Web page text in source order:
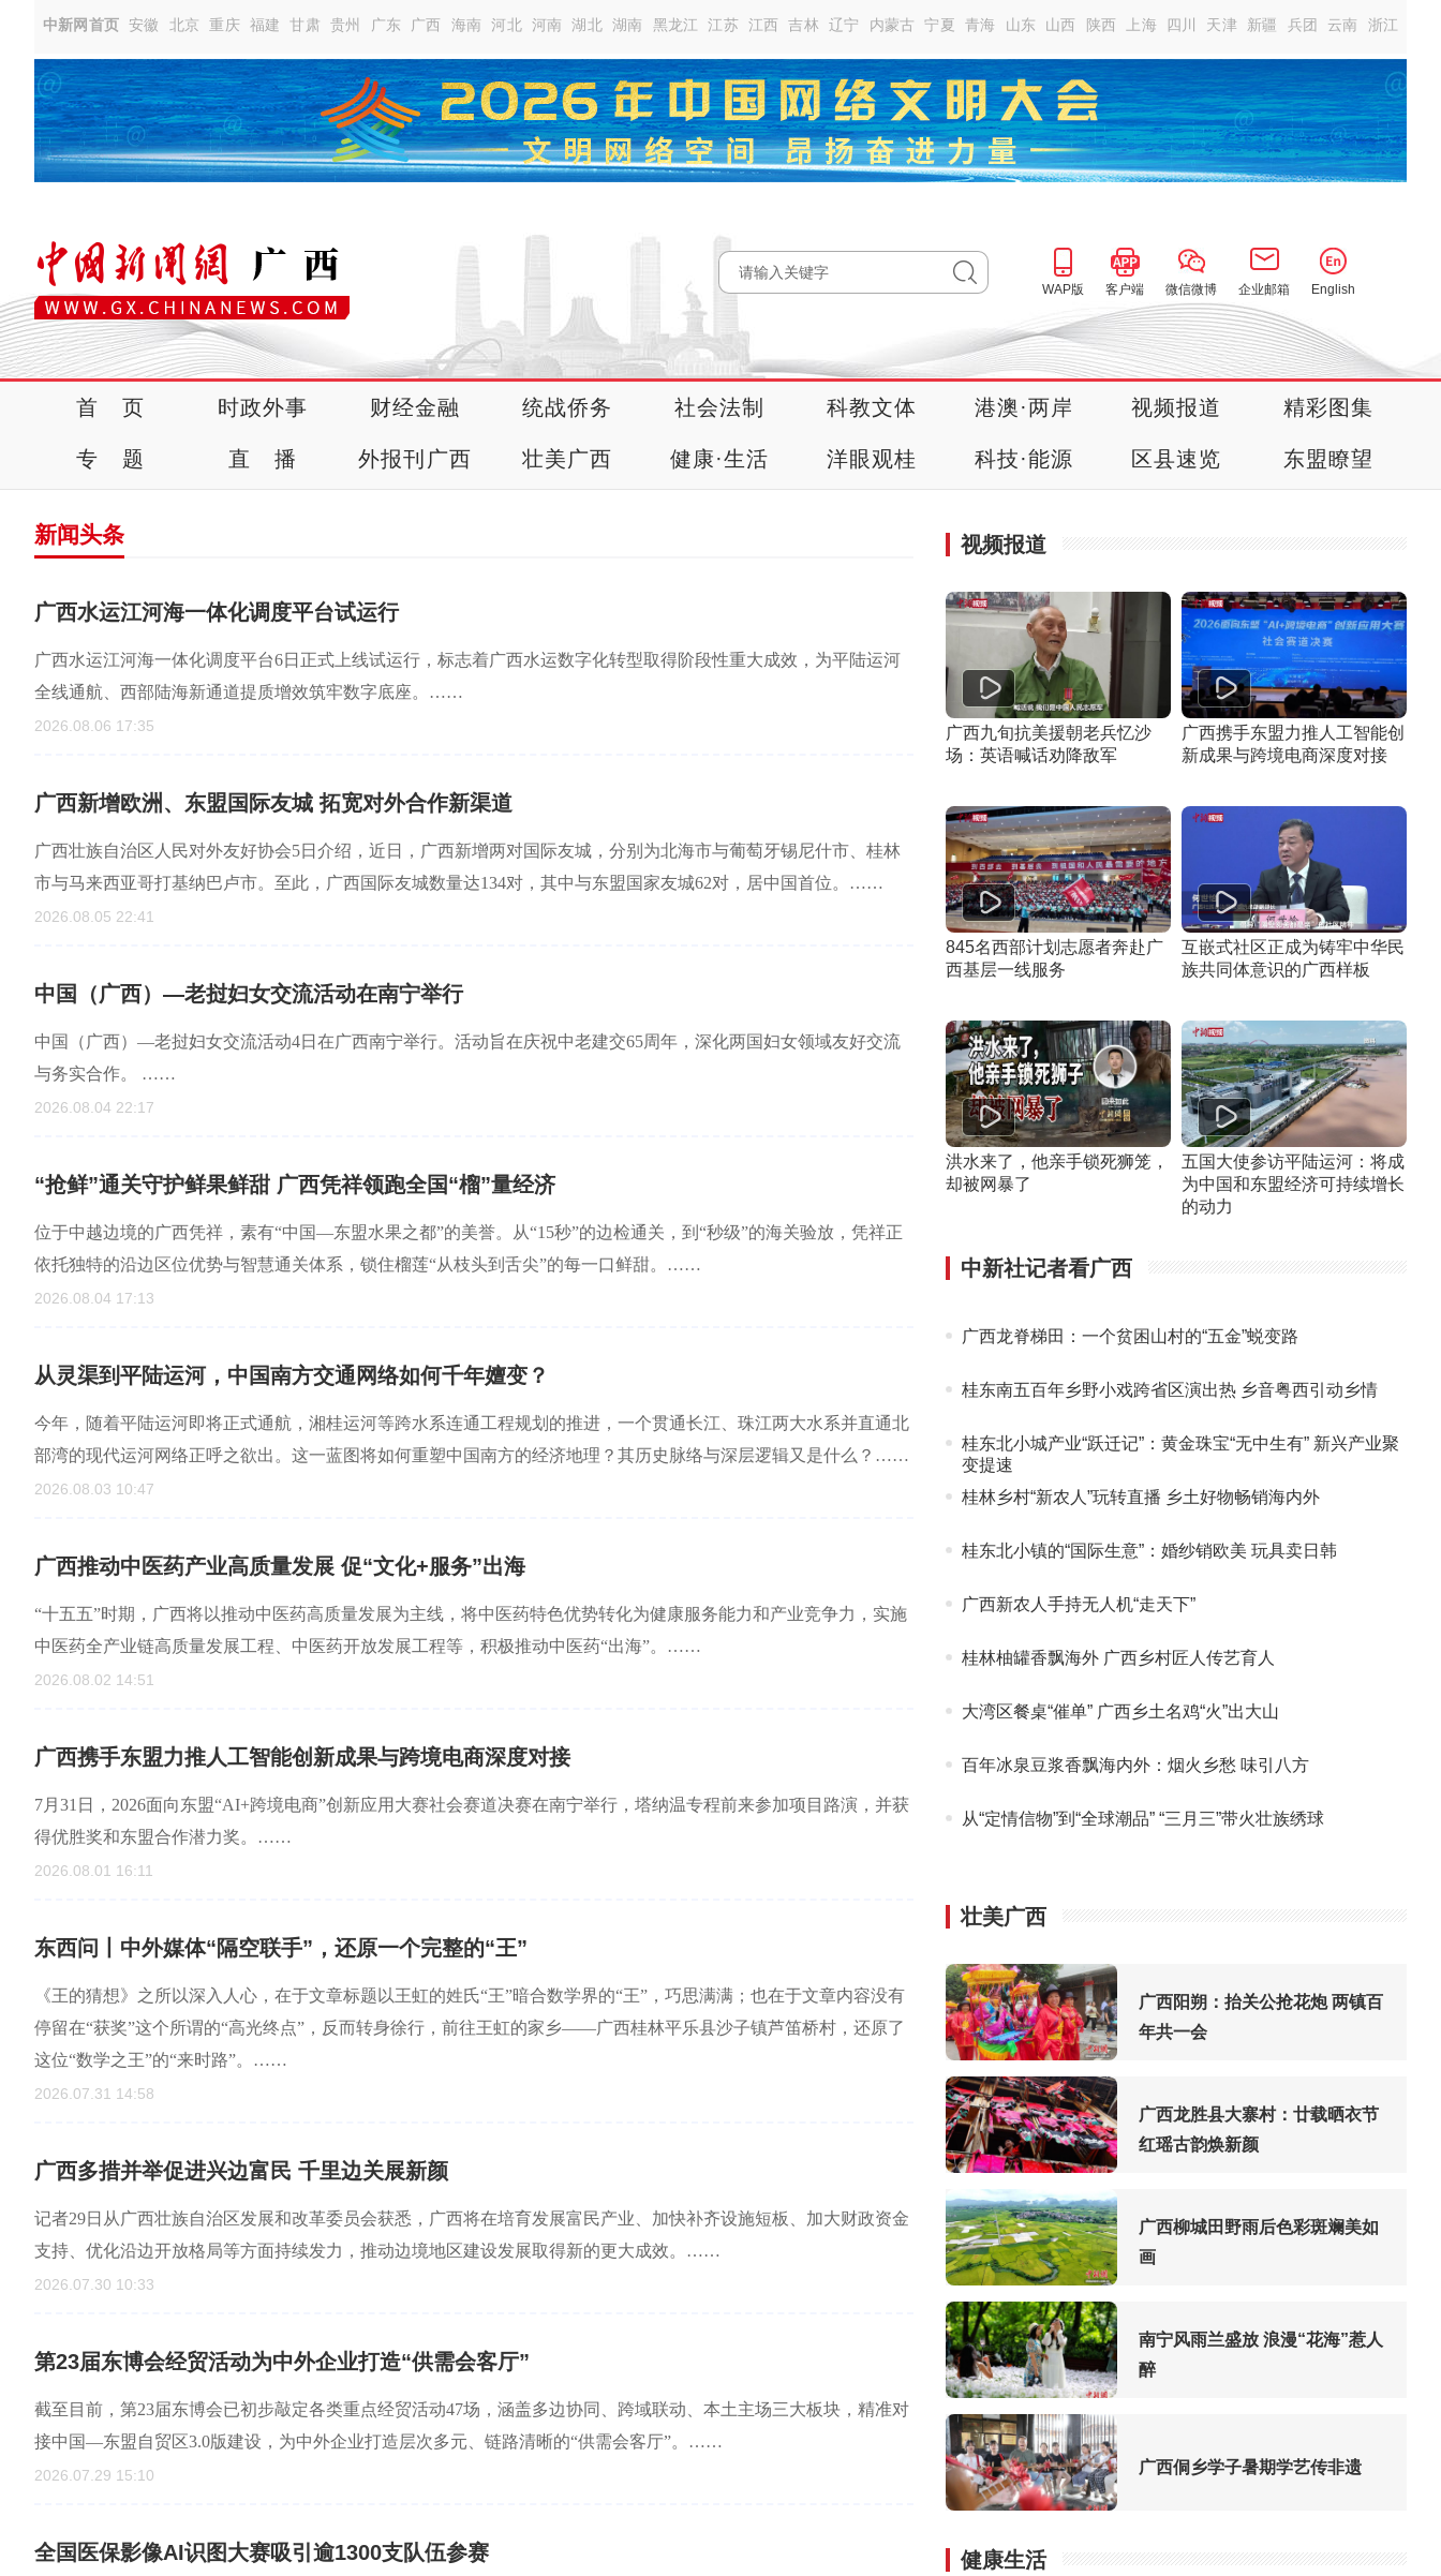
中新网首页 安徽 北京 重庆 福建 甘肃 贵州 广东 广西 海南 河北 河南 湖北 湖南 黑龙江 江苏 江西 吉林 辽宁 内蒙古 宁夏 青海 山东 山西 陕西 上海 四川 天津 新疆 兵团 云南 浙江
WAP版 客户端 微信微博 企业邮箱 English
首 页 时政外事 财经金融 统战侨务 社会法制 科教文体 港澳·两岸 视频报道 精彩图集
专 题 直 播 外报刊广西 壮美广西 健康·生活 洋眼观桂 科技·能源 区县速览 东盟瞭望
新闻头条
广西水运江河海一体化调度平台试运行
广西水运江河海一体化调度平台6日正式上线试运行，标志着广西水运数字化转型取得阶段性重大成效，为平陆运河
全线通航、西部陆海新通道提质增效筑牢数字底座。……
2026.08.06 17:35
广西新增欧洲、东盟国际友城 拓宽对外合作新渠道
广西壮族自治区人民对外友好协会5日介绍，近日，广西新增两对国际友城，分别为北海市与葡萄牙锡尼什市、桂林
市与马来西亚哥打基纳巴卢市。至此，广西国际友城数量达134对，其中与东盟国家友城62对，居中国首位。……
2026.08.05 22:41
中国（广西）—老挝妇女交流活动在南宁举行
中国（广西）—老挝妇女交流活动4日在广西南宁举行。活动旨在庆祝中老建交65周年，深化两国妇女领域友好交流
与务实合作。 ……
2026.08.04 22:17
“抢鲜”通关守护鲜果鲜甜 广西凭祥领跑全国“榴”量经济
位于中越边境的广西凭祥，素有“中国—东盟水果之都”的美誉。从“15秒”的边检通关，到“秒级”的海关验放，凭祥正
依托独特的沿边区位优势与智慧通关体系，锁住榴莲“从枝头到舌尖”的每一口鲜甜。……
2026.08.04 17:13
从灵渠到平陆运河，中国南方交通网络如何千年嬗变？
今年，随着平陆运河即将正式通航，湘桂运河等跨水系连通工程规划的推进，一个贯通长江、珠江两大水系并直通北
部湾的现代运河网络正呼之欲出。这一蓝图将如何重塑中国南方的经济地理？其历史脉络与深层逻辑又是什么？……
2026.08.03 10:47
广西推动中医药产业高质量发展 促“文化+服务”出海
“十五五”时期，广西将以推动中医药高质量发展为主线，将中医药特色优势转化为健康服务能力和产业竞争力，实施
中医药全产业链高质量发展工程、中医药开放发展工程等，积极推动中医药“出海”。……
2026.08.02 14:51
广西携手东盟力推人工智能创新成果与跨境电商深度对接
7月31日，2026面向东盟“AI+跨境电商”创新应用大赛社会赛道决赛在南宁举行，塔纳温专程前来参加项目路演，并获
得优胜奖和东盟合作潜力奖。……
2026.08.01 16:11
东西问丨中外媒体“隔空联手”，还原一个完整的“王”
《王的猜想》之所以深入人心，在于文章标题以王虹的姓氏“王”暗合数学界的“王”，巧思满满；也在于文章内容没有
停留在“获奖”这个所谓的“高光终点”，反而转身徐行，前往王虹的家乡——广西桂林平乐县沙子镇芦笛桥村，还原了
这位“数学之王”的“来时路”。……
2026.07.31 14:58
广西多措并举促进兴边富民 千里边关展新颜
记者29日从广西壮族自治区发展和改革委员会获悉，广西将在培育发展富民产业、加快补齐设施短板、加大财政资金
支持、优化沿边开放格局等方面持续发力，推动边境地区建设发展取得新的更大成效。……
2026.07.30 10:33
第23届东博会经贸活动为中外企业打造“供需会客厅”
截至目前，第23届东博会已初步敲定各类重点经贸活动47场，涵盖多边协同、跨域联动、本土主场三大板块，精准对
接中国—东盟自贸区3.0版建设，为中外企业打造层次多元、链路清晰的“供需会客厅”。……
2026.07.29 15:10
全国医保影像AI识图大赛吸引逾1300支队伍参赛
视频报道
广西九旬抗美援朝老兵忆沙
场：英语喊话劝降敌军
广西携手东盟力推人工智能创
新成果与跨境电商深度对接
845名西部计划志愿者奔赴广
西基层一线服务
互嵌式社区正成为铸牢中华民
族共同体意识的广西样板
洪水来了，他亲手锁死狮笼，
却被网暴了
五国大使参访平陆运河：将成
为中国和东盟经济可持续增长
的动力
中新社记者看广西
广西龙脊梯田：一个贫困山村的“五金”蜕变路
桂东南五百年乡野小戏跨省区演出热 乡音粤西引动乡情
桂东北小城产业“跃迁记”：黄金珠宝“无中生有” 新兴产业聚
变提速
桂林乡村“新农人”玩转直播 乡土好物畅销海内外
桂东北小镇的“国际生意”：婚纱销欧美 玩具卖日韩
广西新农人手持无人机“走天下”
桂林柚罐香飘海外 广西乡村匠人传艺育人
大湾区餐桌“催单” 广西乡土名鸡“火”出大山
百年冰泉豆浆香飘海内外：烟火乡愁 味引八方
从“定情信物”到“全球潮品” “三月三”带火壮族绣球
壮美广西
广西阳朔：抬关公抢花炮 两镇百
年共一会
广西龙胜县大寨村：廿载晒衣节
红瑶古韵焕新颜
广西柳城田野雨后色彩斑斓美如
画
南宁风雨兰盛放 浪漫“花海”惹人
醉
广西侗乡学子暑期学艺传非遗
健康生活